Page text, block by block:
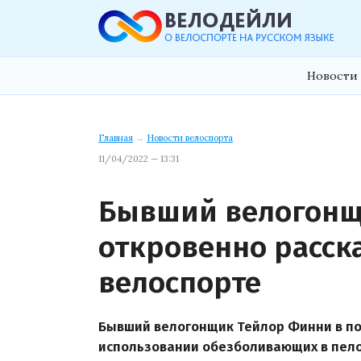
Новости
Главная → Новости велоспорта
11/04/2022 — 13:31
Бывший
откровенно
велоспорте
Бывший велогонщик Тейлор Финни в
использовании обезболивающих в